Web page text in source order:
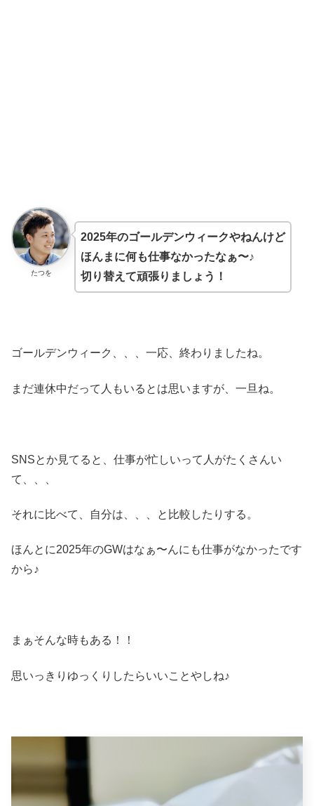
たつを
2025年のゴールデンウィークやねんけど
ほんまに何も仕事なかったなぁ〜♪
切り替えて頑張りましょう！
ゴールデンウィーク、、、一応、終わりましたね。
まだ連休中だって人もいるとは思いますが、一旦ね。
SNSとか見てると、仕事が忙しいって人がたくさんい
て、、、
それに比べて、自分は、、、と比較したりする。
ほんとに2025年のGWはなぁ〜んにも仕事がなかったです
から♪
まぁそんな時もある！！
思いっきりゆっくりしたらいいことやしね♪